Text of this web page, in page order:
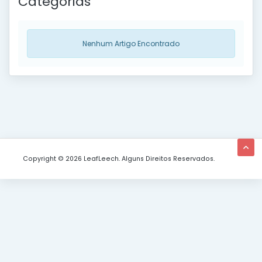
Nenhum Artigo Encontrado
Copyright © 2026 LeafLeech. Alguns Direitos Reservados.